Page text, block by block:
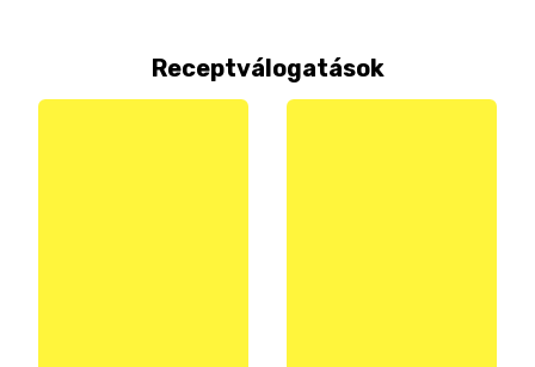
Receptválogatások